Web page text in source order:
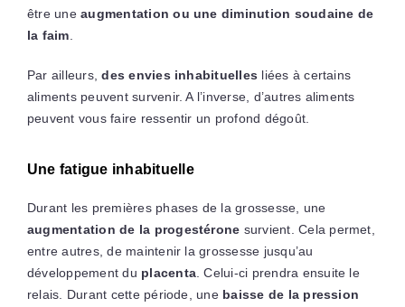
être uneaugmentation ou une diminution soudaine de
la faim
Par ailleurs,des envies inhabituelles liées à certains
aliments peuvent survenir. A l’inverse, d’autres aliments
peuvent vous faire ressentir un profond dégoût.
Une fatigue inhabituelle
Durant les premières phases de la grossesse, une
augmentation de la progestérone survient. Cela permet,
entre autres, de maintenir la grossesse jusqu’au
développement du placenta . Celui-ci prendra ensuite le
relais. Durant cette période, une baisse de la pression